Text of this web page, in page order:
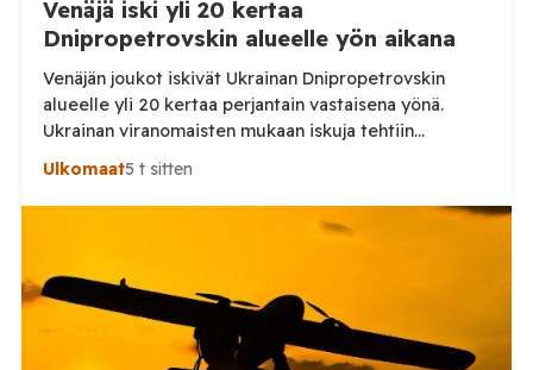
Venäjä iski yli 20 kertaa
Dnipropetrovskin alueelle yön aikana
Venäjän joukot iskivät Ukrainan Dnipropetrovskin
alueelle yli 20 kertaa perjantain vastaisena yönä.
Ukrainan viranomaisten mukaan iskuja tehtiin
drooneilla ja tykistöllä viidelle eri alueelle.
alueellisen sotilashallinnon johtaja Oleksandr Hanzha
kertoi perjantaiaamuna 7. elokuuta julkaisemassaan
hyökkäsivät yön aikana yli 20 kertaa viidelle alueelle.
Nikopolin alueella iskuja kohdistui Nikopolin
kaupunkiin sekä […]
Ulkomaat5 t sitten